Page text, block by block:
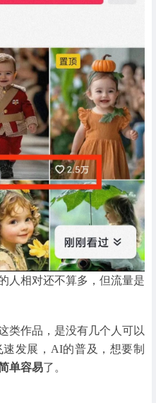
人相对还不算多，但流量是
类作品，是没有几个人可以
发展，AI的普及，想要制
单容易了。